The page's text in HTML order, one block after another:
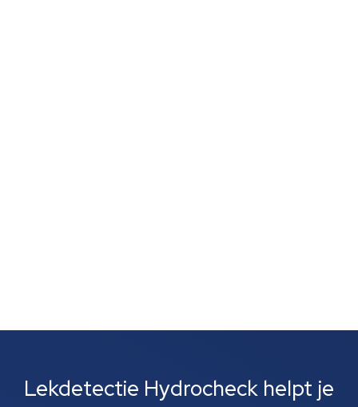
Lekdetectie Hydrocheck helpt je